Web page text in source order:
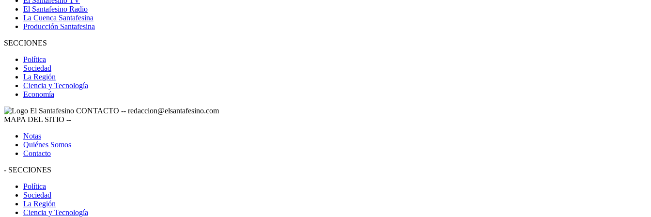
El Santafesino Radio
La Cuenca Santafesina
Producción Santafesina
SECCIONES
Política
Sociedad
La Región
Ciencia y Tecnología
Economía
CONTACTO -- redaccion@elsantafesino.com
MAPA DEL SITIO --
Notas
Quiénes Somos
Contacto
- SECCIONES
Política
Sociedad
La Región
Ciencia y Tecnología